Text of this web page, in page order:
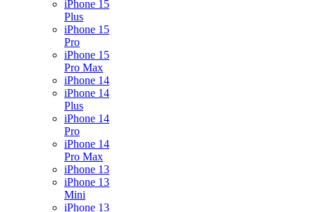
iPhone 15
Plus
iPhone 15
Pro
iPhone 15
Pro Max
iPhone 14
iPhone 14
Plus
iPhone 14
Pro
iPhone 14
Pro Max
iPhone 13
iPhone 13
Mini
iPhone 13